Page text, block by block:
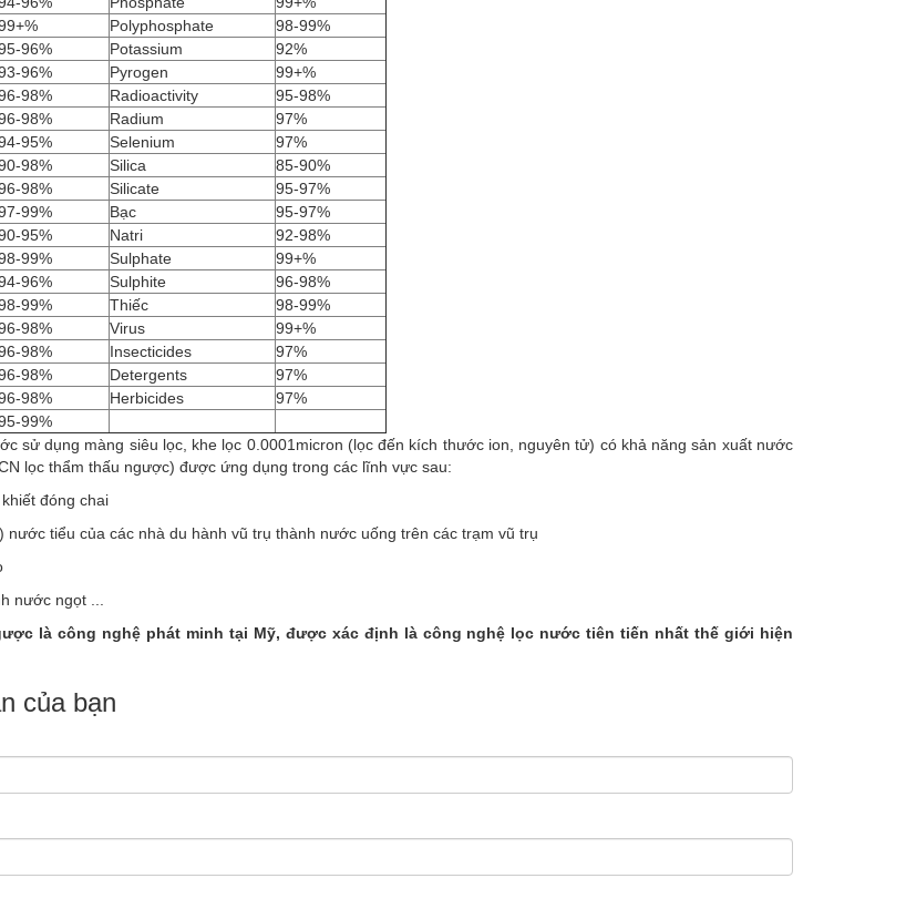
Polyphosphate
98-99%
96% Potassium
92%
96% Pyrogen
99+%
98% Radioactivity
95-98%
98% Radium
97%
95% Selenium
97%
98% Silica
85-90%
98% Silicate
95-97%
99% Bạc
95-97%
95% Natri
92-98%
99% Sulphate
99+%
96% Sulphite
96-98%
99% Thiếc
98-99%
98% Virus
99+%
98% Insecticides
97%
98% Detergents
97%
98% Herbicides
97%
99%
sử dụng màng siêu lọc, khe lọc 0.0001micron (lọc đến kích thước ion, nguyên tử) có khả năng sản xuất nước
lọc thẩm thấu ngược) được ứng dụng trong các lĩnh vực sau:
đóng chai
nước tiểu của các nhà du hành vũ trụ thành nước uống trên các trạm vũ trụ
nước ngọt ...
là công nghệ phát minh tại Mỹ, được xác định là công nghệ lọc nước tiên tiến nhất thế giới hiện
của bạn